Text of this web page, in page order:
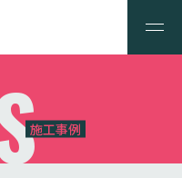
施工事例